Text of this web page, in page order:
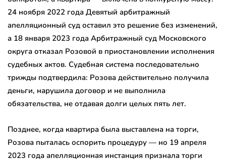
24 ноября 2022 года Девятый арбитражный
апелляционный суд оставил это решение без изменений,
а 18 января 2023 года Арбитражный суд Московского
округа отказал Розовой в приостановлении исполнения
судебных актов. Судебная система последовательно
трижды подтвердила: Розова действительно получила
деньги, нарушила договор и не выполнила
обязательства, не отдавая долги целых пять лет.
Позднее, когда квартира была выставлена на торги,
Розова пыталась оспорить процедуру — но 19 апреля
2023 года апелляционная инстанция признала торги